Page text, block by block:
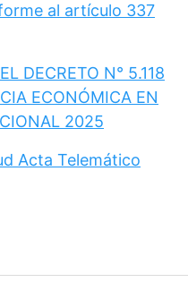
al artículo 337
DECRETO N° 5.118
ECONÓMICA EN
2025
Acta Telemático